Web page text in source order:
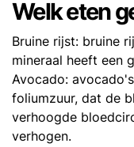
Welk eten
Bruine rijst: bruine
mineraal heeft een
Avocado:
foliumzuur, dat de
verhoogde
verhogen.